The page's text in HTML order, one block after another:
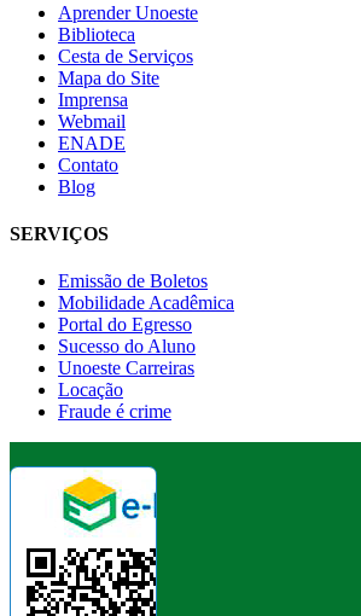
Aprender Unoeste
Biblioteca
Cesta de Serviços
Mapa do Site
Imprensa
Webmail
ENADE
Contato
Blog
SERVIÇOS
Emissão de Boletos
Mobilidade Acadêmica
Portal do Egresso
Sucesso do Aluno
Unoeste Carreiras
Locação
Fraude é crime